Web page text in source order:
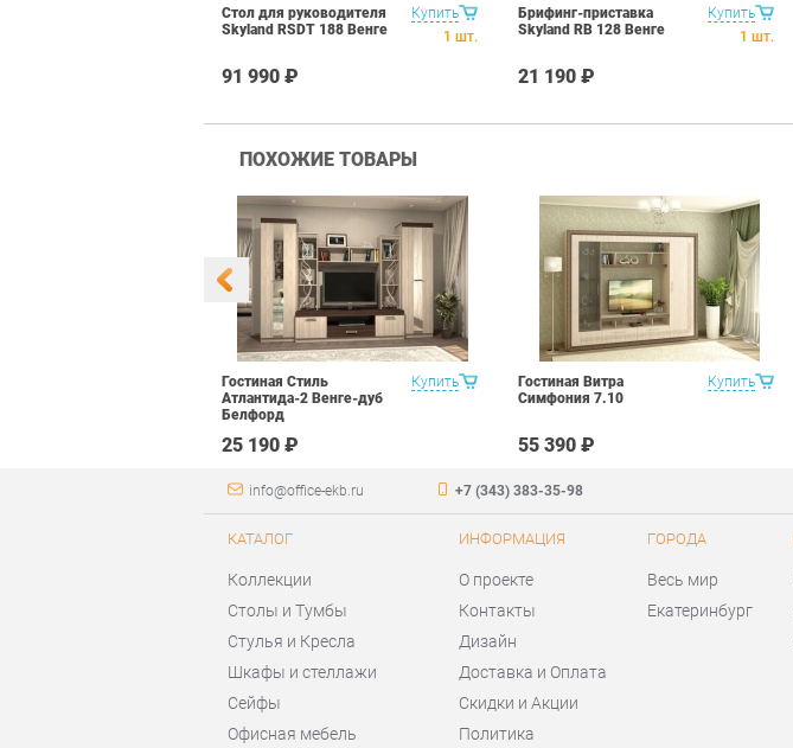
Купить
Стол для руководителя
Skyland RSDT 188 Венге
91 990 ₽
1 шт.
Купить
Брифинг-приставка
Skyland RB 128 Венге
21 190 ₽
1 шт.
ПОХОЖИЕ ТОВАРЫ
Купить
Гостиная Стиль
Атлантида-2 Венге-дуб
Белфорд
25 190 ₽
Купить
Гостиная Витра
Симфония 7.10
55 390 ₽
info@office-ekb.ru +7 (343) 383-35-98
КАТАЛОГ
Коллекции
Столы и Тумбы
Стулья и Кресла
Шкафы и стеллажи
Сейфы
Офисная мебель
ИНФОРМАЦИЯ
О проекте
Контакты
Дизайн
Доставка и Оплата
Скидки и Акции
Политика
ГОРОДА
Весь мир
Екатеринбург